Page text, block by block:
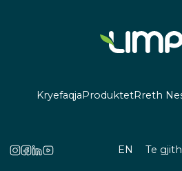
KryefaqjaProduktetRreth
EN Te